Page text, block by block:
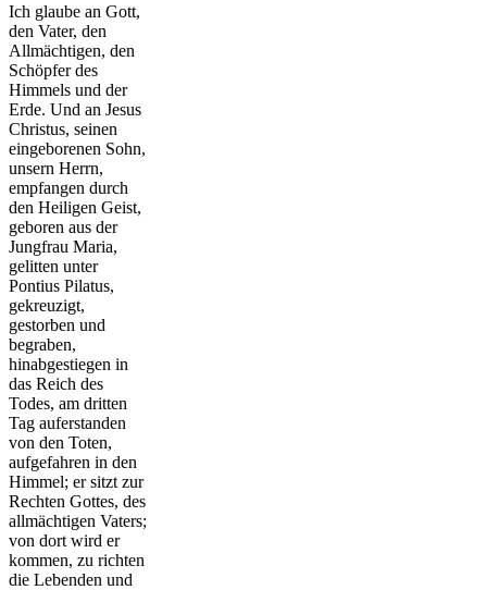
Ich glaube an Gott,
den Vater, den
Allmächtigen, den
Schöpfer des
Himmels und der
Erde. Und an Jesus
Christus, seinen
eingeborenen Sohn,
unsern Herrn,
empfangen durch
den Heiligen Geist,
geboren aus der
Jungfrau Maria,
gelitten unter
Pontius Pilatus,
gekreuzigt,
gestorben und
begraben,
hinabgestiegen in
das Reich des
Todes, am dritten
Tag auferstanden
von den Toten,
aufgefahren in den
Himmel; er sitzt zur
Rechten Gottes, des
allmächtigen Vaters;
von dort wird er
kommen, zu richten
die Lebenden und